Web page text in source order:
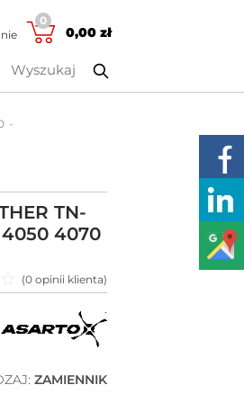
0
0,00 zł
TN-
4070
Oceniono
(0 opinii klienta)
ZAMIENNIK